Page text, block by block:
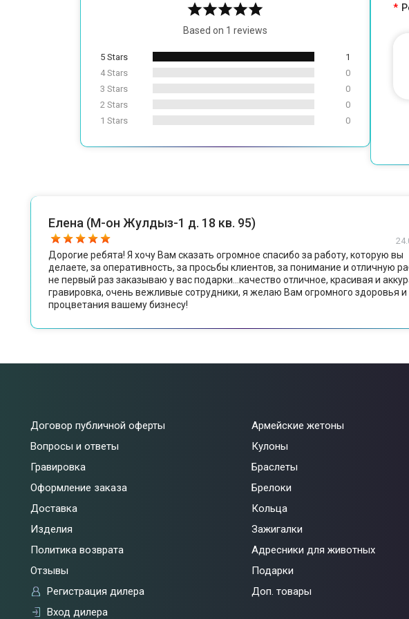
Based on 1 reviews
5 Stars
1
4 Stars
0
3 Stars
0
2 Stars
0
1 Stars
0
Елена (М-он Жулдыз-1 д. 18 кв. 95)
Дорогие ребята! Я хочу Вам сказать огромное спасибо за работу, которую вы
делаете, за оперативность, за просьбы клиентов, за понимание и отличную
не первый раз заказываю у вас подарки...качество отличное, красивая и
гравировка, очень вежливые сотрудники, я желаю Вам огромного здоровья и
процветания вашему бизнесу!
Договор публичной оферты
Вопросы и ответы
Гравировка
Оформление заказа
Доставка
Изделия
Политика возврата
Отзывы
Регистрация дилера
Вход дилера
Армейские жетоны
Кулоны
Браслеты
Брелоки
Кольца
Зажигалки
Адресники для животных
Подарки
Доп. товары